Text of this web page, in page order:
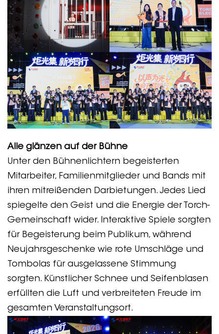
Alle glänzen auf der Bühne
Unter den Bühnenlichtern begeisterten
Mitarbeiter, Familienmitglieder und Bands mit
ihren mitreißenden Darbietungen. Jedes Lied
spiegelte den Geist und die Energie der Torch-
Gemeinschaft wider. Interaktive Spiele sorgten
für Begeisterung beim Publikum, während
Neujahrsgeschenke wie rote Umschläge und
Tombolas für ausgelassene Stimmung
sorgten. Künstlicher Schnee und Seifenblasen
erfüllten die Luft und verbreiteten Freude im
gesamten Veranstaltungsort.